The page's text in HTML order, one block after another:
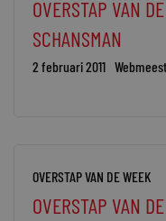
OVERSTAP VAN
SCHANSMAN
2 februari 2011
OVERSTAP VAN DE WEEK
OVERSTAP VAN